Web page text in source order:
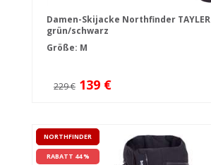
Damen-Skijacke Northfinder TAYLER
grün/schwarz
Größe: M
229 € 139 €
NORTHFINDER
RABATT 44 %